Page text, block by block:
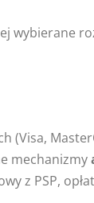
wybierane
(Visa,
mechanizmy
z PSP,